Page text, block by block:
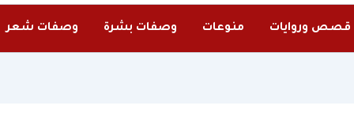
قصص وروايات منوعات وصفات بشرة وصفات شعر